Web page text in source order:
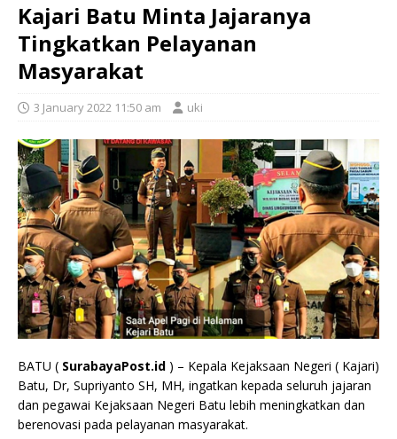
Kajari Batu Minta Jajaranya
Tingkatkan Pelayanan
Masyarakat
3 January 2022 11:50 am uki
BATU ( SurabayaPost.id ) – Kepala Kejaksaan Negeri ( Kajari)
Batu, Dr, Supriyanto SH, MH, ingatkan kepada seluruh jajaran
dan pegawai Kejaksaan Negeri Batu lebih meningkatkan dan
berenovasi pada pelayanan masyarakat.